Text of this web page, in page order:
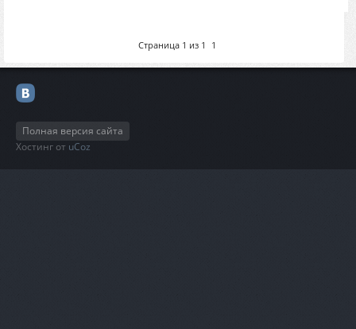
Страница 1 из 1 1
Полная версия сайта
Хостинг от uCoz